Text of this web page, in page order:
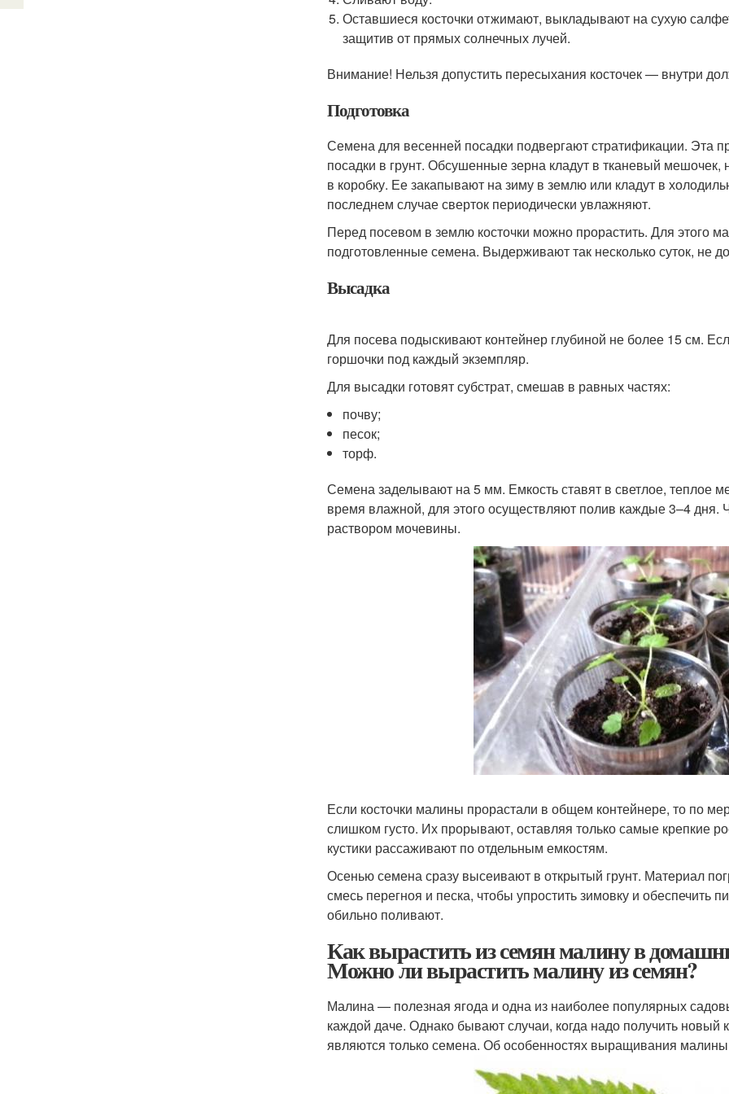
Оставшиеся косточки отжимают, выкладывают на сухую
защитив от прямых солнечных лучей.
Внимание! Нельзя допустить пересыхания косточек — внутри
Подготовка
Семена для весенней посадки подвергают стратификации. Эта
посадки в грунт. Обсушенные зерна кладут в тканевый
в коробку. Ее закапывают на зиму в землю или кладут в
последнем случае сверток периодически увлажняют.
Перед посевом в землю косточки можно прорастить. Для этого
подготовленные семена. Выдерживают так несколько суток, не
Высадка
Для посева подыскивают контейнер глубиной не более 15 см.
горшочки под каждый экземпляр.
Для высадки готовят субстрат, смешав в равных частях:
почву;
песок;
торф.
Семена заделывают на 5 мм. Емкость ставят в светлое, теплое
время влажной, для этого осуществляют полив каждые 3–4 дня.
раствором мочевины.
Если косточки малины прорастали в общем контейнере, то по
слишком густо. Их прорывают, оставляя только самые крепкие
кустики рассаживают по отдельным емкостям.
Осенью семена сразу высеивают в открытый грунт. Материал
смесь перегноя и песка, чтобы упростить зимовку и обеспечить
обильно поливают.
Как вырастить из семян малину в
Можно ли вырастить малину из семян?
Малина — полезная ягода и одна из наиболее популярных
каждой даче. Однако бывают случаи, когда надо получить
являются только семена. Об особенностях выращивания малины